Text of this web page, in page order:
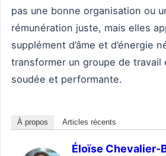
pas une bonne organisation ou
rémunération juste, mais elles
supplément d’âme et d’énergie
transformer un groupe de travail
soudée et performante.
À propos Articles récents
Éloïse Chevalier-